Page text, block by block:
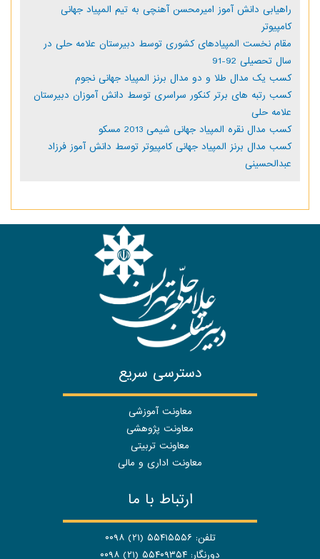
راهیابی دانش آموز امیرمحسن آهنچی به تیم المپیاد جهانی
کامپیوتر
مقام نخست المپیادهای کشوری توسط دبیرستان علامه حلی در
سال تحصیلی 92-91
کسب یک مدال طلا و دو مدال برنز المپیاد جهانی نجوم
کسب رتبه های برتر کنکور سراسری توسط دانش آموزان دبیرستان
علامه حلی
کسب مدال نقره المپیاد جهانی شیمی 2013 مسکو
کسب مدال برنز المپیاد جهانی کامپیوتر توسط دانش آموز فرزاد
عبدالحسینی
دسترسی سریع
معاونت آموزشی
معاونت پژوهشی
معاونت تربیتی
معاونت اداری و مالی
ارتباط با ما
تلفن: ۵۵۴۱۵۵۵۶ (۲۱) ۰۰۹۸
دورنگار: ۵۵۴۰۹۳۵۴ (۲۱) ۰۰۹۸